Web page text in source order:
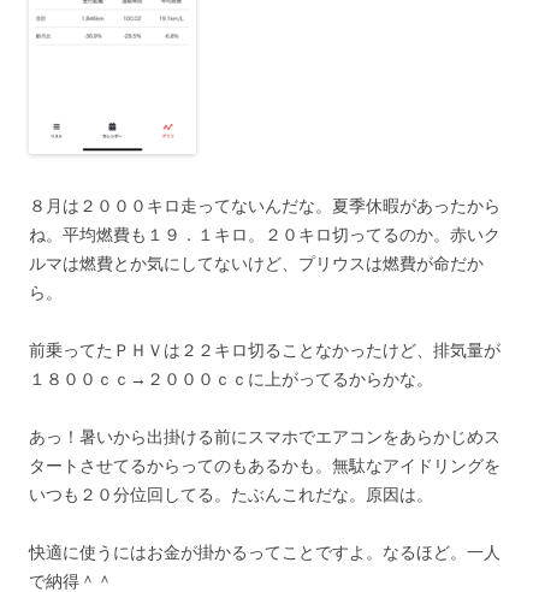
８月は２０００キロ走ってないんだな。夏季休暇があったから
ね。平均燃費も１９．１キロ。２０キロ切ってるのか。赤いク
ルマは燃費とか気にしてないけど、プリウスは燃費が命だか
ら。
前乗ってたＰＨＶは２２キロ切ることなかったけど、排気量が
１８００ｃｃ→２０００ｃｃに上がってるからかな。
あっ！暑いから出掛ける前にスマホでエアコンをあらかじめス
タートさせてるからってのもあるかも。無駄なアイドリングを
いつも２０分位回してる。たぶんこれだな。原因は。
快適に使うにはお金が掛かるってことですよ。なるほど。一人
で納得＾＾